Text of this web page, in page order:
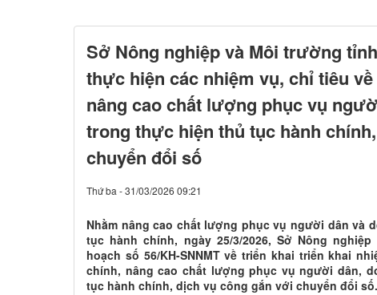
Sở Nông nghiệp và Môi trường
thực hiện các nhiệm vụ, chỉ tiêu
nâng cao chất lượng phục vụ
trong thực hiện thủ tục hành
chuyển đổi số
Thứ ba - 31/03/2026 09:21
​Nhằm nâng cao chất lượng phục vụ người dân và
tục hành chính, ngày 25/3/2026, Sở Nông
hoạch số 56/KH-SNNMT về triển khai triển khai
chính, nâng cao chất lượng phục vụ người dân,
tục hành chính, dịch vụ công gắn với chuyển đổi số.